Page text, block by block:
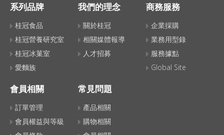
系列品牌
桂冠食品
桂冠營養研究室
桂冠冰菓室
愛麵族
我們的理念
關於桂冠
相關媒體報導
人才招募
商務服務
企業採購
業務用型錄
服務據點
Global Site
會員相關
訂單管理
會員權益與等級
常見問題
產品相關
購物相關